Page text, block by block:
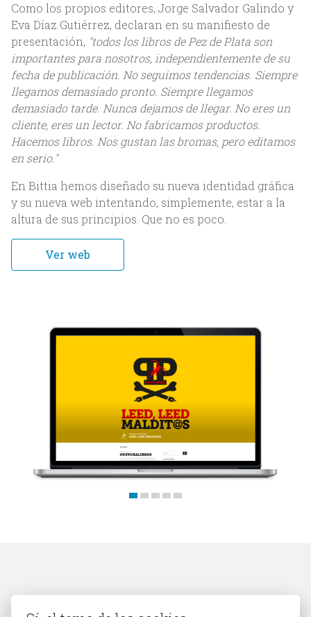
Inicio
Acerca de Bittia
Equipo
Servicios
Blog
Contacto
Como los propios editores, Jorge Salvador Galindo y
Eva Díaz Gutiérrez, declaran en su manifiesto de
presentación, "todos los libros de Pez de Plata son
importantes para nosotros, independientemente de su
fecha de publicación. No seguimos tendencias. Siempre
llegamos demasiado pronto. Siempre llegamos
demasiado tarde. Nunca dejamos de llegar. No eres un
cliente, eres un lector. No fabricamos productos.
Hacemos libros. Nos gustan las bromas, pero editamos
en serio."
En Bittia hemos diseñado su nueva identidad gráfica
y su nueva web intentando, simplemente, estar a la
altura de sus principios. Que no es poco.
Ver web